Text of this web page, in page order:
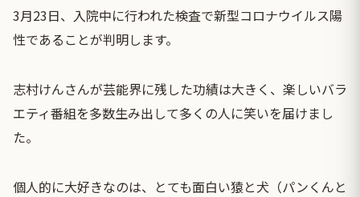
3月23日、入院中に行われた検査で新型コロナウイルス陽
性であることが判明します。
志村けんさんが芸能界に残した功績は大きく、楽しいバラ
エティ番組を多数生み出して多くの人に笑いを届けまし
た。
個人的に大好きなのは、とても面白い猿と犬（パンくんと